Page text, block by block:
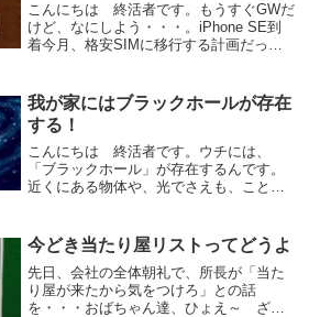
こんにちは 終活者です。もうすぐGWだ
けど、なにしよう・・・。iPhone SE到
着今月、格安SIMに移行する計画だった
微妙なんで・・・。どいつもこいつも、
あ...
我が家にはブラックホールが存在
する！
こんにちは 終活者です。ウチには、
「ブラックホール」が存在するんです。
近くにある物体や、光でさえも、ことご
そんなワケわからん穴が、地球の、しか
もウチの中にもあるなんて！...
今どき当たり屋リストってどうよ
先日、会社の全体朝礼で、所長が「当た
り屋が来たから気をつけろ」との話
を・・・おばちゃん達、ひょえ～ ざわ